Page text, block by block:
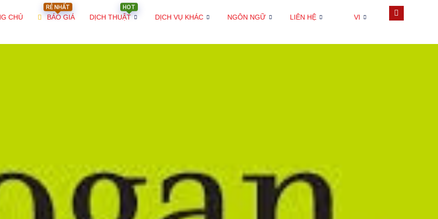
CHỦ
RẺ NHẤT
BÁO GIÁ
HOT
DỊCH THUẬT DỊCH VỤ KHÁC NGÔN NGỮ LIÊN HỆ VI